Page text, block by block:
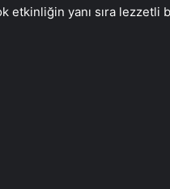
yanı sıra lezzetli